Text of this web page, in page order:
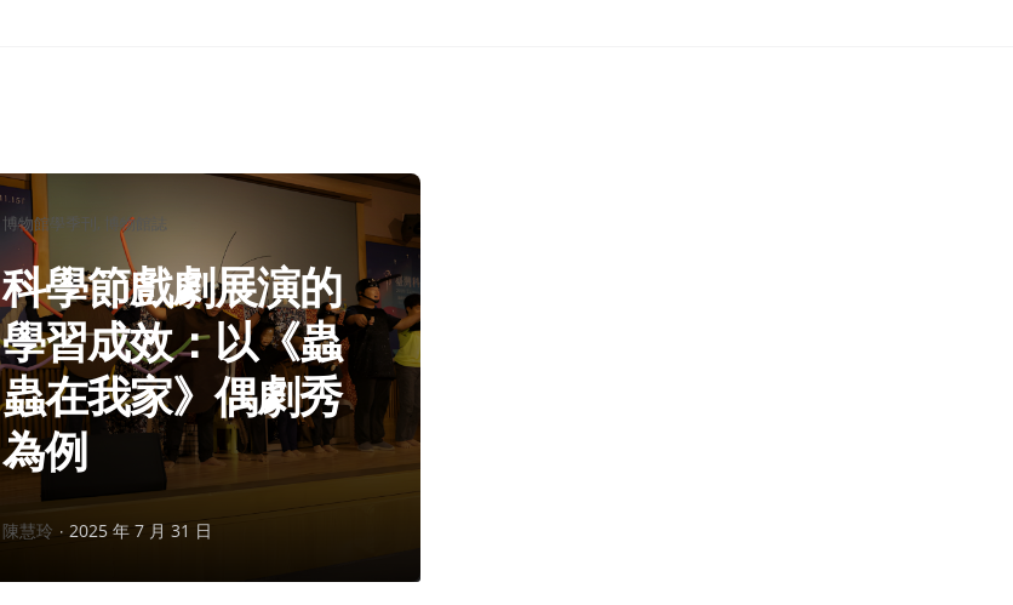
分
類：
博物館學季刊 博物館誌
科學節戲劇展演的
學習成效：以《蟲
蟲在我家》偶劇秀
為例
作
陳慧玲 2025 年 7 月 31 日